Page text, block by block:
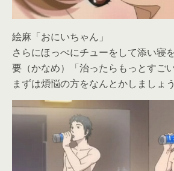
絵麻「おにいちゃん」
さらにほっぺにチューをして添い寝
要（かなめ）「治ったらもっとすご
まずは煩悩の方をなんとかしましょう